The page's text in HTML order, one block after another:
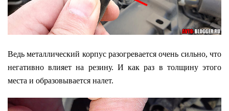
Ведь металлический корпус разогревается очень сильно, что
негативно влияет на резину. И как раз в толщину этого
места и образовывается налет.